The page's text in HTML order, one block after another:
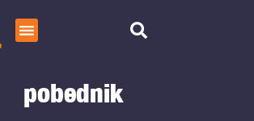
Čitaj
O nama
pobednik